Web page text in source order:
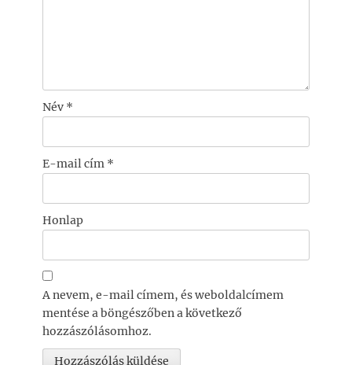
Név *
E-mail cím *
Honlap
A nevem, e-mail címem, és weboldalcímem
mentése a böngészőben a következő
hozzászólásomhoz.